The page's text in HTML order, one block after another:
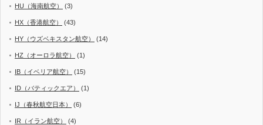
HU（海南航空） (3)
HX（香港航空） (43)
HY（ウズベキスタン航空） (14)
HZ（オーロラ航空） (1)
IB（イベリア航空） (15)
ID（バティックエア） (1)
IJ（春秋航空日本） (6)
IR（イラン航空） (4)